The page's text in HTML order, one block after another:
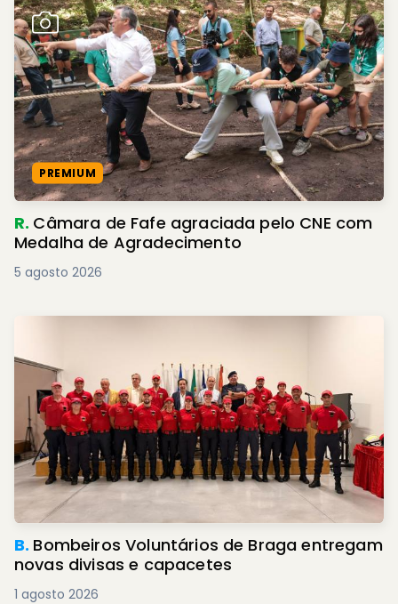
PREMIUM
R. Câmara de Fafe agraciada pelo CNE com
Medalha de Agradecimento
5 agosto 2026
B. Bombeiros Voluntários de Braga entregam
novas divisas e capacetes
1 agosto 2026